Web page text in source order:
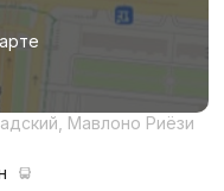
Мавлоно Риёзи